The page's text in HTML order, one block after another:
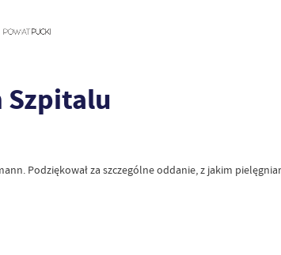
Szpitalu
Podziękował za szczególne oddanie, z jakim